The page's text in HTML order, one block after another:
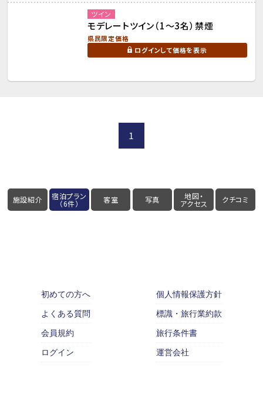
ツイン
モデレートツイン（1～3名）禁煙
県民限定価格
ログインして価格を表示
1
施設紹介 宿泊プラン
（6件） 客室 写真 地図・
アクセス クチコミ
初めての方へ
よくある質問
会員規約
ログイン
個人情報保護方針
標識・旅行業約款
旅行条件書
運営会社